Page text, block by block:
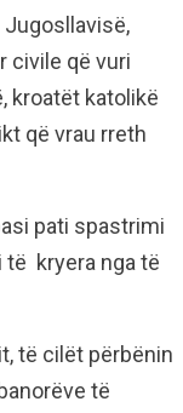
civile që vuri
kroatët katolikë
që vrau rreth
pati spastrimi
të kryera nga të
të cilët përbënin
të